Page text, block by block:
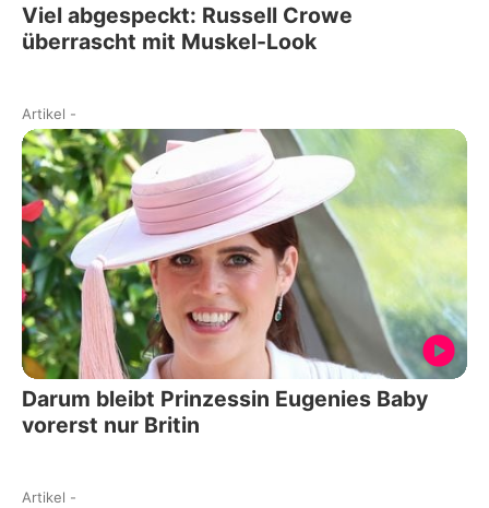
Viel abgespeckt: Russell Crowe
überrascht mit Muskel-Look
Artikel -
Darum bleibt Prinzessin Eugenies Baby
vorerst nur Britin
Artikel -